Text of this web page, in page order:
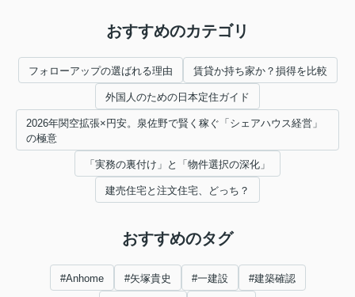
おすすめのカテゴリ
フォローアップの選ばれる理由 賃貸か持ち家か？損得を比較
外国人のための日本定住ガイド
2026年関空拡張×円安。泉佐野で賢く稼ぐ「シェアハウス経営」
の極意
「実務の裏付け」と「物件選択の深化」
建売住宅と注文住宅、どっち？
おすすめのタグ
#Anhome #矢塚貴史 #一建設 #建築確認